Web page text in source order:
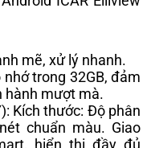
mẽ, xử lý nhanh.
nhớ trong 32GB, đảm
hành mượt mà.
Kích thước: Độ phân
chuẩn màu. Giao
hiển thị đầy đủ